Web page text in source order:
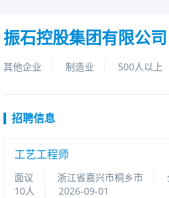
振石控股集团有限公司
其他企业 制造业 500人以上
招聘信息
工艺工程师
面议 浙江省嘉兴市桐乡市
10人
2026-09-01